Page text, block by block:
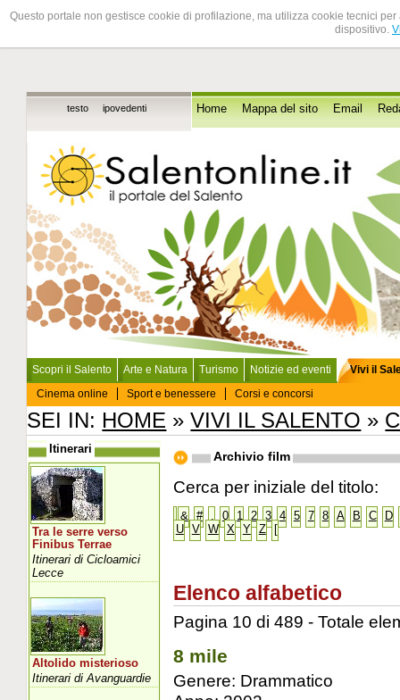
Questo portale non gestisce cookie di profilazione, ma utilizza cookie tecnici
dispositivo.
testo ipovedenti Home Mappa del sito Email
Scopri il Salento Arte e Natura Turismo Notizie ed eventi
Vivi il
Cinema online
Sport e benessere Corsi e concorsi
SEI IN: HOME »VIVI IL SALENTO »
Archivio film
Cerca per iniziale del titolo:
& # . 0 1 2 3 4 5 7 8 A B C
D
U
V W X Y Z [
Elenco alfabetico
Pagina 10 di 489 - Totale
8 mile
Genere: Drammatico
Itinerari
Tra le serre verso
Finibus Terrae
Itinerari di Cicloamici
Lecce
Altolido misterioso
Itinerari di Avanguardie